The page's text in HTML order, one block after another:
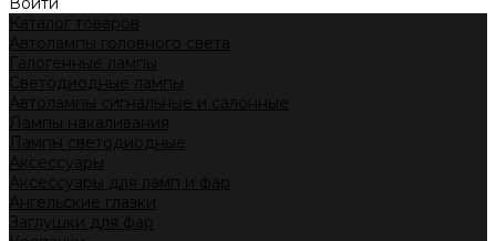
Каталог товаров
Автолампы головного света
Галогенные лампы
Светодиодные лампы
Автолампы сигнальные и салонные
Лампы накаливания
Лампы светодиодные
Аксессуары
Аксессуары для ламп и фар
Ангельские глазки
Заглушки для фар